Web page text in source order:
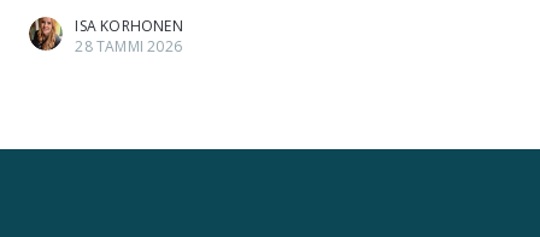
ISA KORHONEN
28 TAMMI 2026